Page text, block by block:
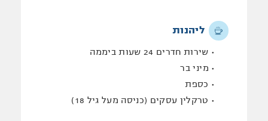
ליהנות
שירות חדרים 24 שעות ביממה
מיני בר
כספת
טרקלין עסקים (כניסה מעל גיל 18)